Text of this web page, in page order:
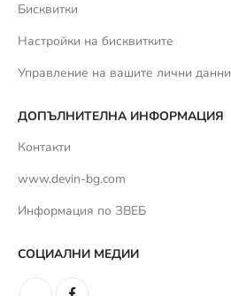
Бисквитки
Настройки на бисквитките
Управление на вашите лични данни
ДОПЪЛНИТЕЛНА ИНФОРМАЦИЯ
Контакти
www.devin-bg.com
Информация по ЗВЕБ
СОЦИАЛНИ МЕДИИ